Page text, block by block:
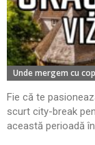
Unde mergem cu
Fie că te
scurt city-break
această perioadă